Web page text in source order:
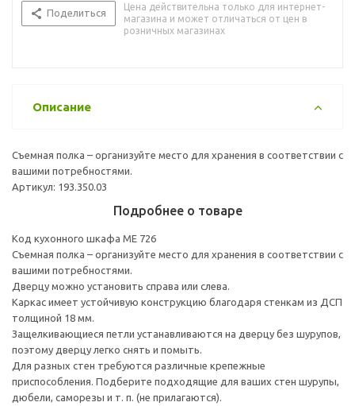
Поделиться
Цена действительна только для интернет-
магазина и может отличаться от цен в
розничных магазинах
Описание
Съемная полка – организуйте место для хранения в соответствии с
вашими потребностями.
Артикул: 193.350.03
Подробнее о товаре
Код кухонного шкафа ME 726
Съемная полка – организуйте место для хранения в соответствии с
вашими потребностями.
Дверцу можно установить справа или слева.
Каркас имеет устойчивую конструкцию благодаря стенкам из ДСП
толщиной 18 мм.
Защелкивающиеся петли устанавливаются на дверцу без шурупов,
поэтому дверцу легко снять и помыть.
Для разных стен требуются различные крепежные
приспособления. Подберите подходящие для ваших стен шурупы,
дюбели, саморезы и т. п. (не прилагаются).